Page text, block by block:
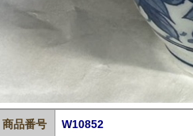
商品番号 W10852